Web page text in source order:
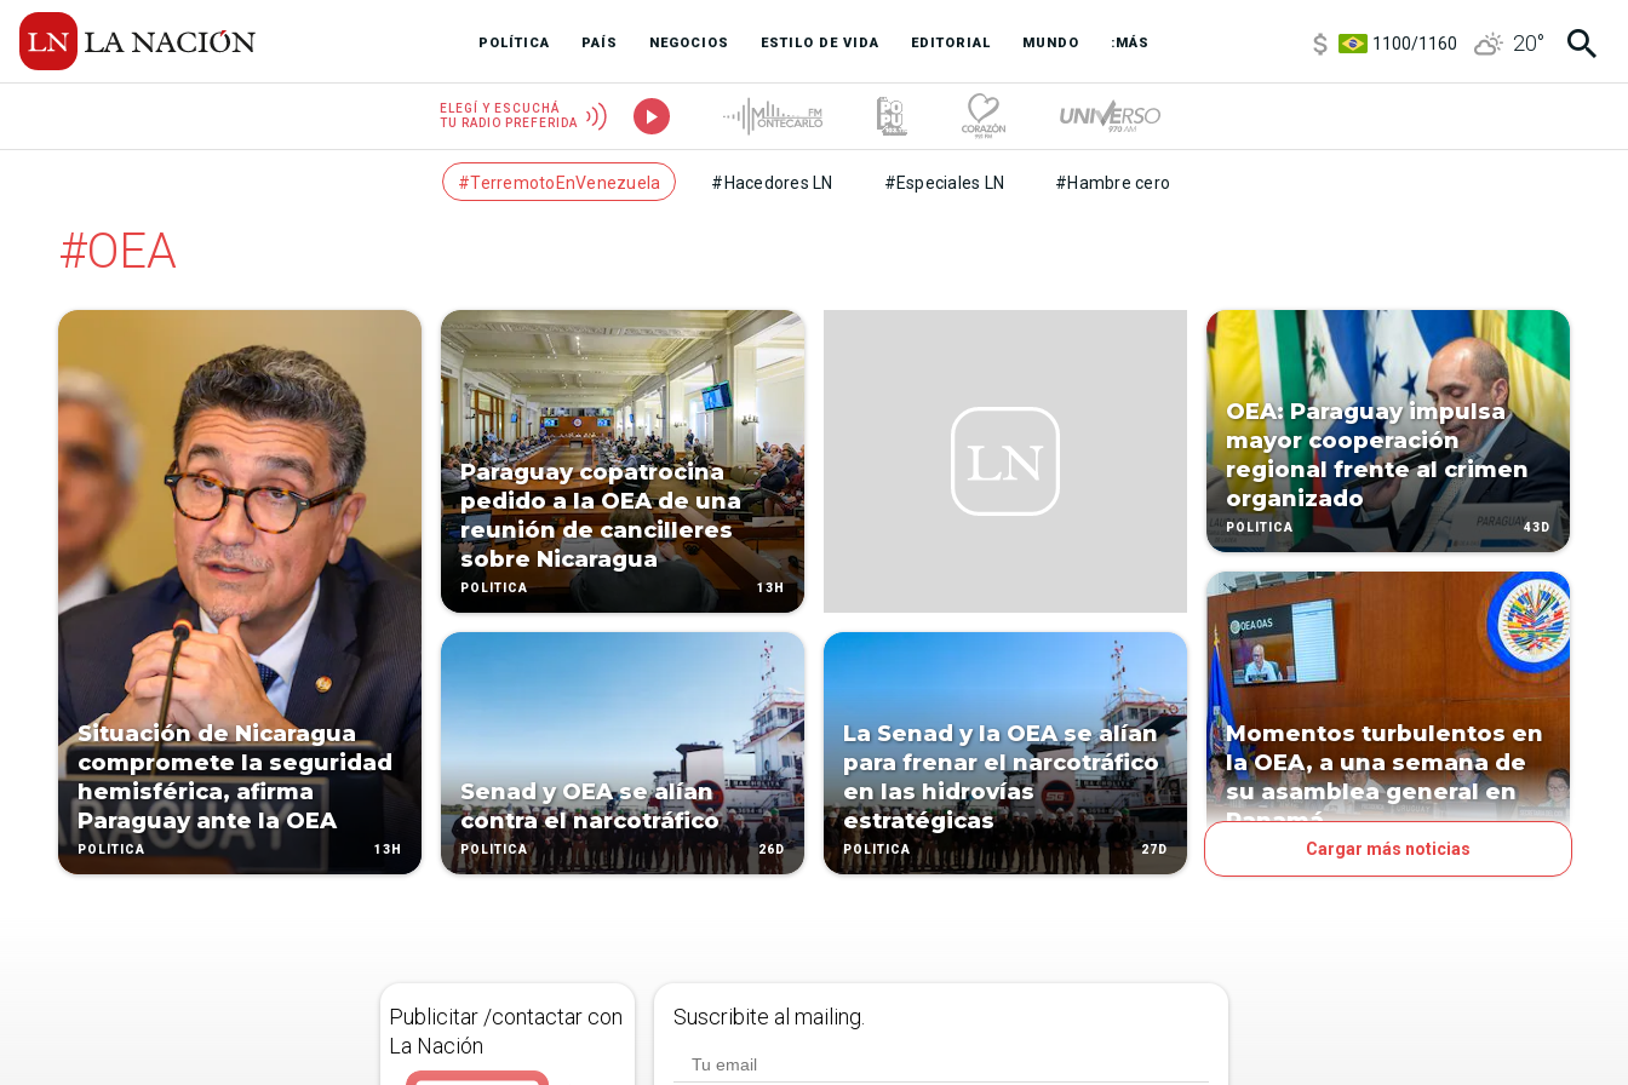
POLÍTICA PAÍS NEGOCIOS ESTILO DE VIDA EDITORIAL MUNDO :MÁS
1100/1160
20°
ELEGÍ Y ESCUCHÁ
TU RADIO PREFERIDA
#TerremotoEnVenezuela #Hacedores LN #Especiales LN #Hambre cero
#OEA
Situación de Nicaragua
compromete la seguridad
hemisférica, afirma
Paraguay ante la OEA
POLÍTICA 13H
Paraguay copatrocina
pedido a la OEA de una
reunión de cancilleres
sobre Nicaragua
POLÍTICA 13H
Senad y OEA se alían
contra el narcotráfico
POLÍTICA 26D
La Senad y la OEA se alían
para frenar el narcotráfico
en las hidrovías
estratégicas
POLÍTICA 27D
OEA: Paraguay impulsa
mayor cooperación
regional frente al crimen
organizado
POLÍTICA 43D
Momentos turbulentos en
la OEA, a una semana de
su asamblea general en
Panamá
Cargar más noticias
Publicitar /contactar con
La Nación
Suscribite al mailing.